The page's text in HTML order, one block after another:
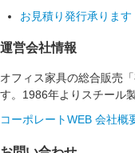
お見積り発行承ります
運営会社情報
オフィス家具の総合販売
す。1986年よりスチール
コーポレートWEB 会社概